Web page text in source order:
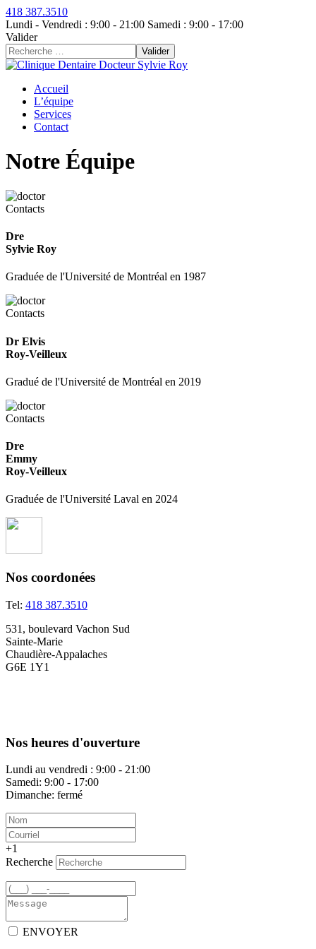
418 387.3510
Lundi - Vendredi : 9:00 - 21:00 Samedi : 9:00 - 17:00
Valider
Valider
Accueil
L’équipe
Services
Contact
Notre Équipe
Contacts
Dre
Sylvie Roy
Graduée de l'Université de Montréal en 1987
Contacts
Dr Elvis
Roy-Veilleux
Gradué de l'Université de Montréal en 2019
Contacts
Dre
Emmy
Roy-Veilleux
Graduée de l'Université Laval en 2024
Nos coordonées
Tel: 418 387.3510
531, boulevard Vachon Sud
Sainte-Marie
Chaudière-Appalaches
G6E 1Y1
Nos heures d'ouverture
Lundi au vendredi : 9:00 - 21:00
Samedi: 9:00 - 17:00
Dimanche: fermé
+1
Recherche
ENVOYER